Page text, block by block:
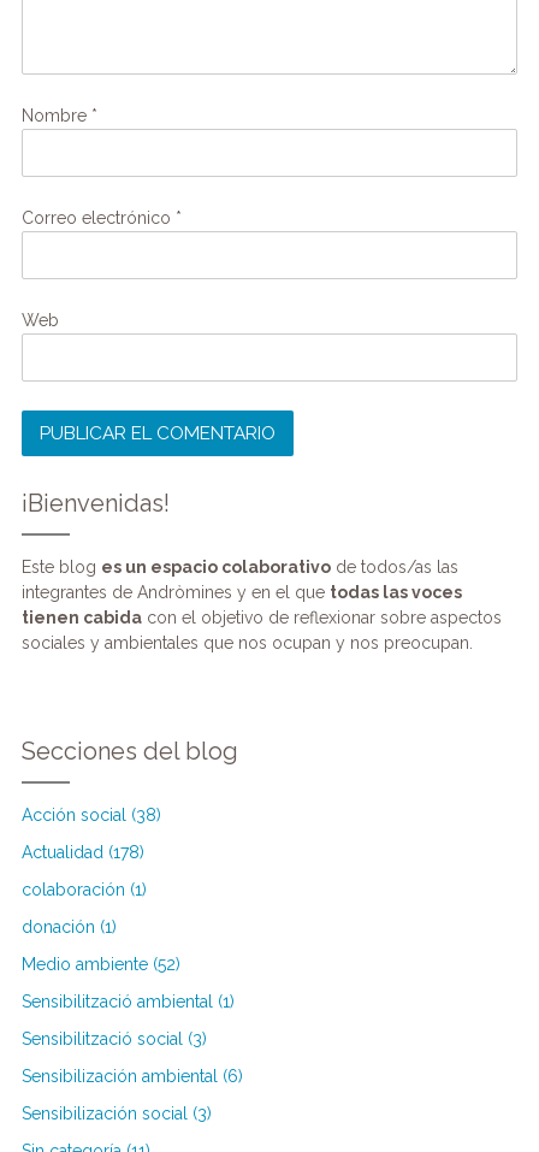
Nombre *
Correo electrónico *
Web
¡Bienvenidas!
Este blog es un espacio colaborativode todos/as las
integrantes de Andròmines y en el que todas las voces
tienen cabidacon el objetivo de reflexionar sobre aspectos
sociales y ambientales que nos ocupan y nos preocupan.
Secciones del blog
Acción social (38)
Actualidad (178)
colaboración (1)
donación (1)
Medio ambiente (52)
Sensibilització ambiental (1)
Sensibilització social (3)
Sensibilización ambiental (6)
Sensibilización social (3)